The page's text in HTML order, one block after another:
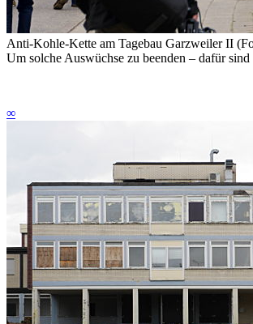
Anti-Kohle-Kette am Tagebau Garzweiler II
Um solche Auswüchse zu beenden – dafür
∞